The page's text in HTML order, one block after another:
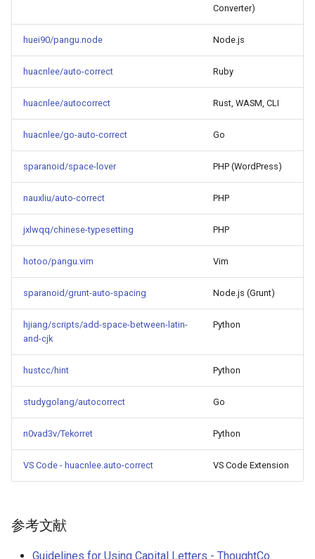
Converter)
huei90/pangu.node Node.js
huacnlee/auto-correct Ruby
huacnlee/autocorrect Rust, WASM, CLI
huacnlee/go-auto-correct Go
sparanoid/space-lover PHP (WordPress)
nauxliu/auto-correct PHP
jxlwqq/chinese-typesetting PHP
hotoo/pangu.vim Vim
sparanoid/grunt-auto-spacing Node.js (Grunt)
hjiang/scripts/add-space-between-latin-
and-cjk
Python
hustcc/hint Python
studygolang/autocorrect Go
n0vad3v/Tekorret Python
VS Code - huacnlee.auto-correct VS Code Extension
参考文献
Guidelines for Using Capital Letters - ThoughtCo.